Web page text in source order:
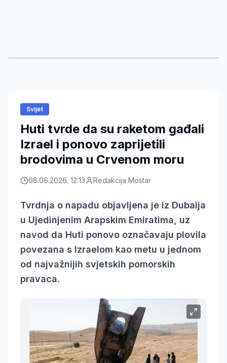
Svijet
Huti tvrde da su raketom gađali
Izrael i ponovo zaprijetili
brodovima u Crvenom moru
08.06.2026. 12:13 Redakcija Mostar
Tvrdnja o napadu objavljena je iz Dubaija
u Ujedinjenim Arapskim Emiratima, uz
navod da Huti ponovo označavaju plovila
povezana s Izraelom kao metu u jednom
od najvažnijih svjetskih pomorskih
pravaca.